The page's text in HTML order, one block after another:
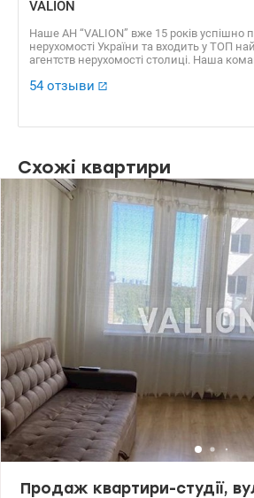
VALION
Наше АН “VALION” вже 15 років успішно
нерухомості України та входить у ТОП
агентств нерухомості столиці. Наша
безліч позитивних відгуків. Доказовою
2016”, “Найкращий Web ресурс
54 отзыви
Схожі квартири
Продаж квартири-студії,